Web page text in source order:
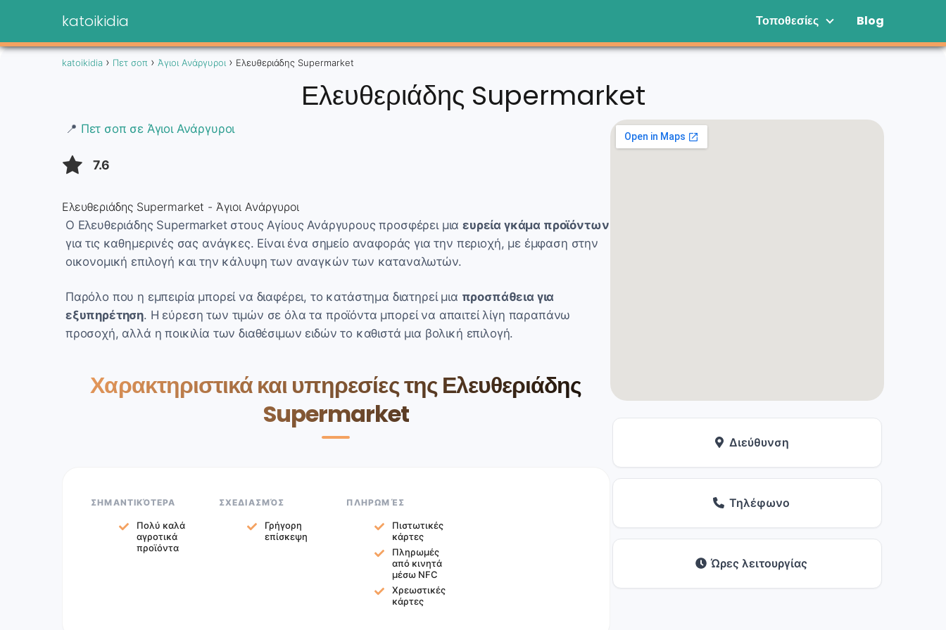
katoikidia Τοποθεσίες Blog
katoikidia Πετ σοπ Άγιοι Ανάργυροι Ελευθεριάδης Supermarket
Ελευθεριάδης Supermarket
📍 Πετ σοπ σε Άγιοι Ανάργυροι
7.6
Ελευθεριάδης Supermarket - Άγιοι Ανάργυροι
Ο Ελευθεριάδης Supermarket στους Αγίους Ανάργυρους προσφέρει μιαευρεία γκάμα προϊόντων
για τις καθημερινές σας ανάγκες. Είναι ένα σημείο αναφοράς για την περιοχή, με έμφαση στην
οικονομική επιλογή και την κάλυψη των αναγκών των καταναλωτών.
Παρόλο που η εμπειρία μπορεί να διαφέρει, το κατάστημα διατηρεί μια προσπάθεια για
εξυπηρέτηση. Η εύρεση των τιμών σε όλα τα προϊόντα μπορεί να απαιτεί λίγη παραπάνω
προσοχή, αλλά η ποικιλία των διαθέσιμων ειδών το καθιστά μια βολική επιλογή.
Χαρακτηριστικά και υπηρεσίες της Ελευθεριάδης
Supermarket
ΣΗΜΑΝΤΙΚΌΤΕΡΑ
Πολύ καλά
αγροτικά
προϊόντα
ΣΧΕΔΙΑΣΜΌΣ
Γρήγορη
επίσκεψη
ΠΛΗΡΩΜΈΣ
Πιστωτικές
κάρτες
Πληρωμές
από κινητά
μέσω NFC
Χρεωστικές
κάρτες
Διεύθυνση
Τηλέφωνο
Ώρες λειτουργίας